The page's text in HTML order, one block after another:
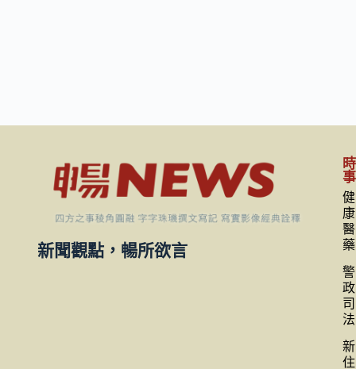
新聞觀點，暢所欲言
時
事
健
康
醫
藥
警
政
司
法
新
住